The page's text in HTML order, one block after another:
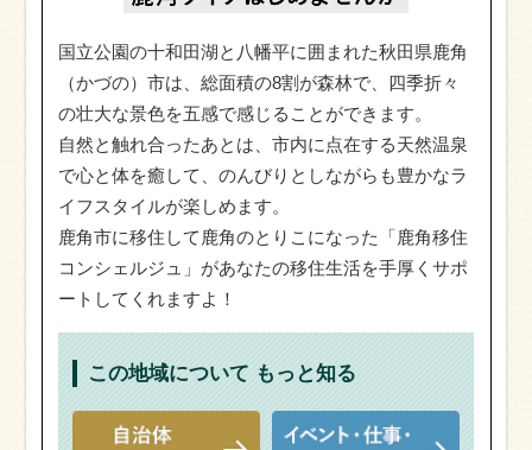
国立公園の十和田湖と八幡平に囲まれた秋田県鹿角
（かづの）市は、総面積の8割が森林で、四季折々
の壮大な景色を五感で感じることができます。
自然と触れ合ったあとは、市内に点在する天然温泉
で心と体を癒して、のんびりとしながらも豊かなラ
イフスタイルが楽しめます。
鹿角市に移住して鹿角のとりこになった「鹿角移住
コンシェルジュ」があなたの移住生活を手厚くサポ
ートしてくれますよ！
この地域について もっと知る